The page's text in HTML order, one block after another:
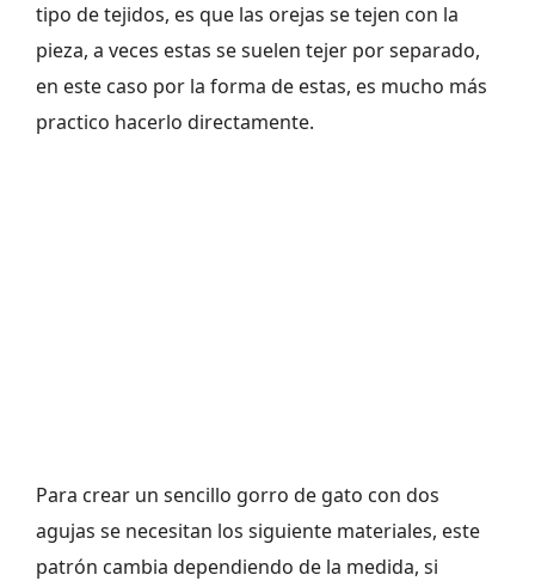
tipo de tejidos, es que las orejas se tejen con la
pieza, a veces estas se suelen tejer por separado,
en este caso por la forma de estas, es mucho más
practico hacerlo directamente.
Para crear un sencillo gorro de gato con dos
agujas se necesitan los siguiente materiales, este
patrón cambia dependiendo de la medida, si